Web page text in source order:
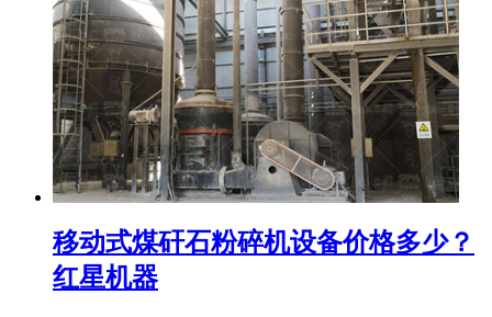
移动式煤矸石粉碎机设备价格多少？
红星机器